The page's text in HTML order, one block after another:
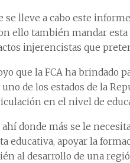
se lleve a cabo este
ello también mandar
injerencistas que
que la FCA ha brindado
de los estados de la
en el nivel de
donde más se le
educativa, apoyar la
al desarrollo de una